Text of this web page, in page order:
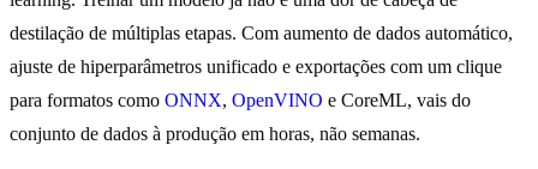
destilação de múltiplas etapas. Com aumento de dados automático,
ajuste de hiperparâmetros unificado e exportações com um clique
para formatos como ONNX, OpenVINO e CoreML, vais do
conjunto de dados à produção em horas, não semanas.